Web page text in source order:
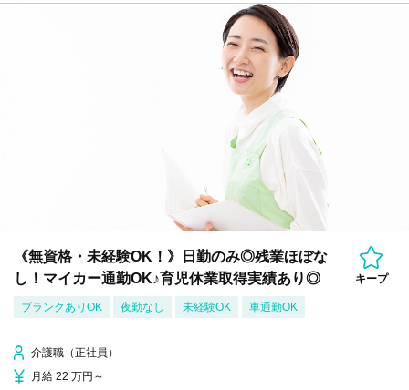
《無資格・未経験OK！》日勤のみ◎残業ほぼな
し！マイカー通勤OK♪育児休業取得実績あり◎
キープ
ブランクありOK 夜勤なし 未経験OK 車通勤OK
介護職（正社員）
月給 22 万円～